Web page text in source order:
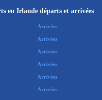
en Irlande départs et arrivées
Arrivées
Arrivées
Arrivées
Arrivées
Arrivées
Arrivées